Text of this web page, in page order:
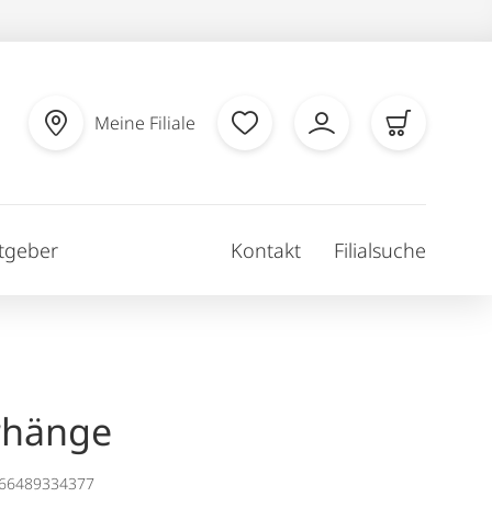
Meine Filiale
Kontakt Filialsuche